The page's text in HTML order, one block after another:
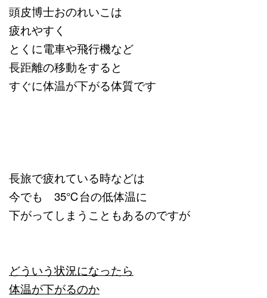
頭皮博士おのれいこは
疲れやすく
とくに電車や飛行機など
長距離の移動をすると
すぐに体温が下がる体質です
長旅で疲れている時などは
今でも 35℃台の低体温に
下がってしまうこともあるのですが
どういう状況になったら
体温が下がるのか